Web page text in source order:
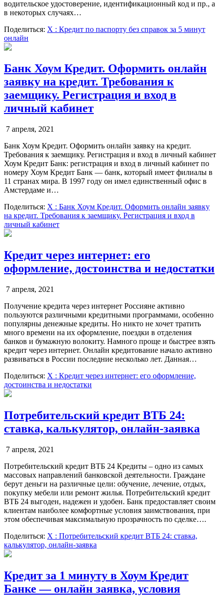
водительское удостоверение, идентификационный код и пр., а
в некоторых случаях…
Поделиться: X : Кредит по паспорту без справок за 5 минут
онлайн
Банк Хоум Кредит. Оформить онлайн
заявку на кредит. Требования к
заемщику. Регистрация и вход в
личный кабинет
7 апреля, 2021
Банк Хоум Кредит. Оформить онлайн заявку на кредит.
Требования к заемщику. Регистрация и вход в личный кабинет
Хоум Кредит Банк: регистрация и вход в личный кабинет по
номеру Хоум Кредит Банк — банк, который имеет филиалы в
11 странах мира. В 1997 году он имел единственный офис в
Амстердаме и…
Поделиться: X : Банк Хоум Кредит. Оформить онлайн заявку
на кредит. Требования к заемщику. Регистрация и вход в
личный кабинет
Кредит через интернет: его
оформление, достоинства и недостатки
7 апреля, 2021
Получение кредита через интернет Россияне активно
пользуются различными кредитными программами, особенно
популярны денежные кредиты. Но никто не хочет тратить
много времени на их оформление, поездки в отделения
банков и бумажную волокиту. Намного проще и быстрее взять
кредит через интернет. Онлайн кредитование начало активно
развиваться в России последние несколько лет. Данная…
Поделиться: X : Кредит через интернет: его оформление,
достоинства и недостатки
Потребительский кредит ВТБ 24:
ставка, калькулятор, онлайн-заявка
7 апреля, 2021
Потребительский кредит ВТБ 24 Кредиты – одно из самых
массовых направлений банковской деятельности. Граждане
берут деньги на различные цели: обучение, лечение, отдых,
покупку мебели или ремонт жилья. Потребительский кредит
ВТБ 24 выгоден, надежен и удобен. Банк предоставляет своим
клиентам наиболее комфортные условия заимствования, при
этом обеспечивая максимальную прозрачность по сделке….
Поделиться: X : Потребительский кредит ВТБ 24: ставка,
калькулятор, онлайн-заявка
Кредит за 1 минуту в Хоум Кредит
Банке — онлайн заявка, условия